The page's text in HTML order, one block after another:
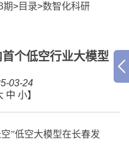
期>目录>数智化科研
个低空行业大模型
03-24
中 小】
空”低空大模型在长春发